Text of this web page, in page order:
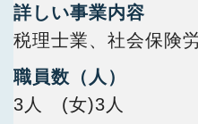
詳しい事業内容
税理士業、社会保険
職員数（人）
3人 (女)3人